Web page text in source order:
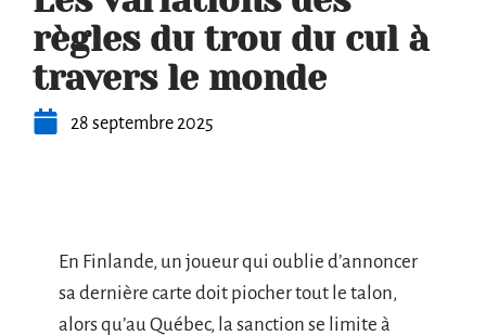
règles du trou du cul à
travers le monde
28 septembre 2025
En Finlande, un joueur qui oublie d’annoncer
sa dernière carte doit piocher tout le talon,
alors qu’au Québec, la sanction se limite à